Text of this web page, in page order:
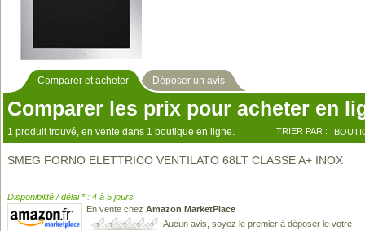
Comparer et acheter Déposer un avis
Comparer les prix pour acheter en
1 produit trouvé, en vente dans 1 boutique en ligne. TRIER PAR :
SMEG FORNO ELETTRICO VENTILATO 68LT CLASSE A+ INOX
Disponibilité / délai * : 4 à 5 jours
En vente chez Amazon MarketPlace
Aucun avis, soyez le premier à déposer le votre